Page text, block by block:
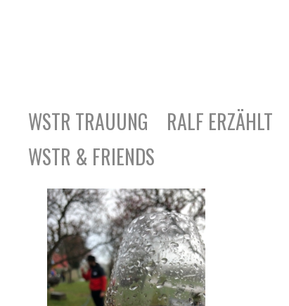
WSTR TRAUUNG RALF ERZÄHLT
WSTR & FRIENDS